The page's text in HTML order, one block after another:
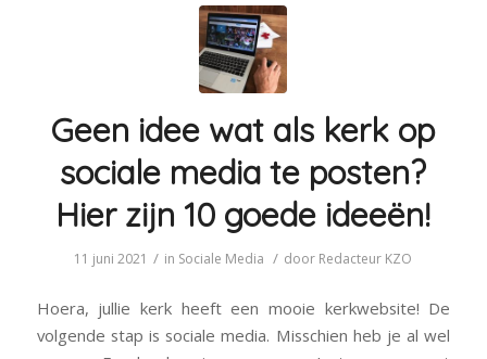
Geen idee wat als kerk op
sociale media te posten?
Hier zijn 10 goede ideeën!
11 juni 2021 / in Sociale Media / door Redacteur KZO
Hoera, jullie kerk heeft een mooie kerkwebsite! De
volgende stap is sociale media. Misschien heb je al wel